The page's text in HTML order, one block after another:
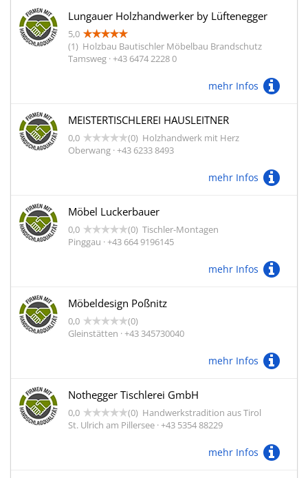
Lungauer Holzhandwerker by Lüftenegger
5,0
(1) Holzbau Bautischler Möbelbau Brandschutz
Tamsweg · +43 6474 2228 0
mehr Infos
MEISTERTISCHLEREI HAUSLEITNER
0,0 (0) Holzhandwerk mit Herz
Oberwang · +43 6233 8493
mehr Infos
Möbel Luckerbauer
0,0 (0) Tischler-Montagen
Pinggau · +43 664 9196145
mehr Infos
Möbeldesign Poßnitz
0,0
(0)
Gleinstätten · +43 345730040
mehr Infos
Nothegger Tischlerei GmbH
0,0 (0) Handwerkstradition aus Tirol
St. Ulrich am Pillersee · +43 5354 88229
mehr Infos